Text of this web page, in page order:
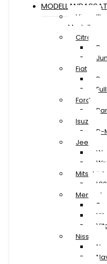
MODELLANPASSAT
Visa allt
Citroen
Fiat
Ford
Isuzu
D-
Jeep
Mitsubishi
Nissan